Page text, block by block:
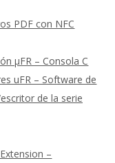
PDF con NFC
μFR – Consola C
uFR – Software de
de la serie
–